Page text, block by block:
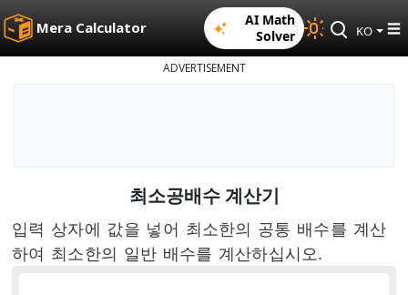
Mera Calculator
AI Math
Solver
KO ☰
ADVERTISEMENT
최소공배수 계산기
입력 상자에 값을 넣어 최소한의 공통 배수를 계산
하여 최소한의 일반 배수를 계산하십시오.